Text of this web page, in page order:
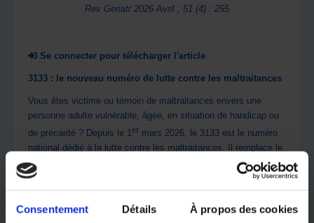
Consentement Détails À propos des cookies
Rev Geriatr 2026 Avril ; 51 (4) : 255
Se connecter pour télécharger l'article
3133 : le nouveau numéro de lutte contre les maltraitances
Vous êtes victime ou témoin de maltraitances envers une
personne adulte vulnérable, âgée, en situation de handicap ou
de précarité ? Depuis le 1er mars 2026, le 3133 est le numéro
national dédié à la lutte contre les maltraitances. Il remplace le
3977. Ce numéro est gratuit et accessible 7 jours/7, de 9 h à
20 h.
La maltraitance envers les personnes vulnérables – personnes
âgées, en situation de handicap ou de précarité – est une